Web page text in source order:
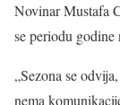
Novinar Mustafa
se periodu godine
„Sezona se
nema